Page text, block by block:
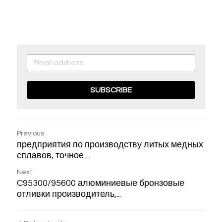
SUBSCRIBE
Previous
предприятия по производству литых медных
сплавов, точное ...
Next
C95300/95600 алюминиевые бронзовые
отливки производитель,...